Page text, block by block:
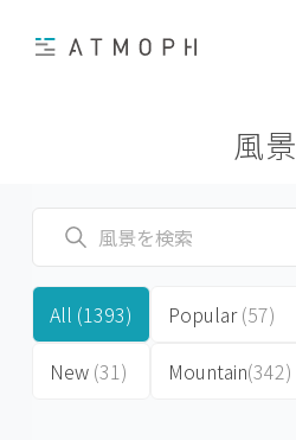
風景
All (1393)
New (31)
Popular(57)
Mountain(342)